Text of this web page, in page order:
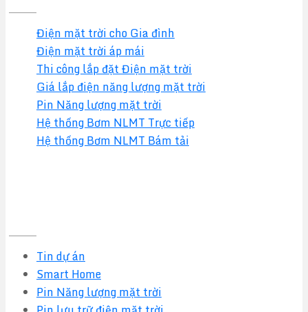
Điện mặt trời cho Gia đình
Điện mặt trời áp mái
Thi công lắp đặt Điện mặt trời
Giá lắp điện năng lượng mặt trời
Pin Năng lượng mặt trời
Hệ thống Bơm NLMT Trực tiếp
Hệ thống Bơm NLMT Bám tải
Tin dự án
Smart Home
Pin Năng lượng mặt trời